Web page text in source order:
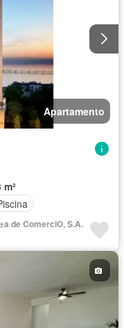
Apartamento
m²
de ComerciO, S.A.